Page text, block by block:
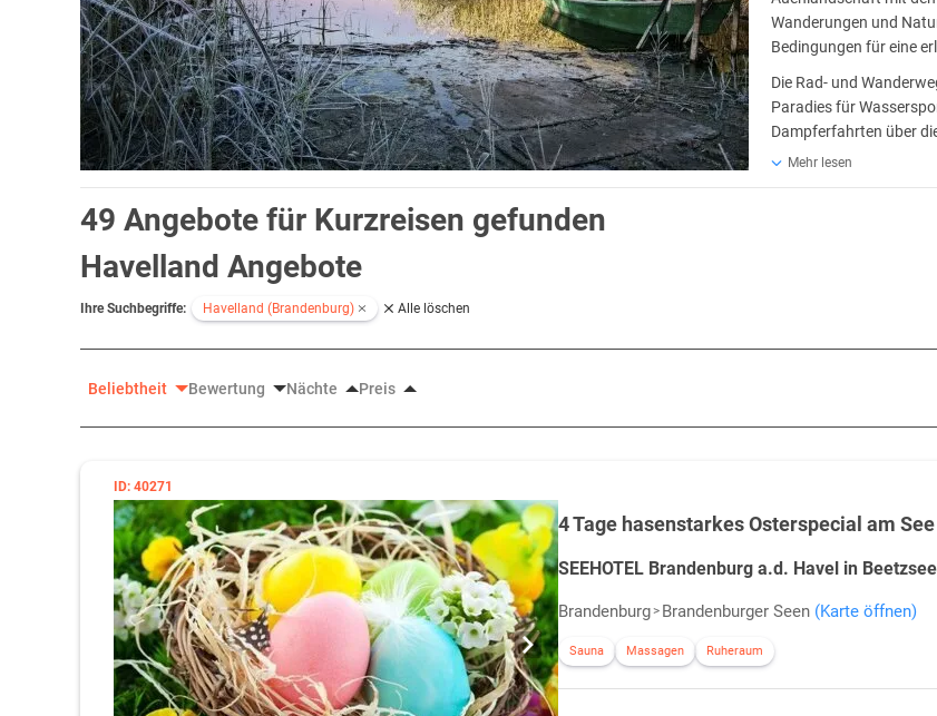
Wanderungen und
Bedingungen für eine
Die Rad- und
Paradies für
Dampferfahrten über
Kulturfreunde lohnt sich
Kultur und Geschichte werden auf den Spuren von Königin Luise und Fontane, Einstein und Lilienthal, in den
Kirchen, großen Klöstern und imposanten Industriedenkmälern, in kleinen Künstlerateliers und in den Zentren der Orte der
Mehr lesen
49 Angebote für Kurzreisen gefunden
Havelland Angebote
Ihre Suchbegriffe: Havelland (Brandenburg) Alle löschen
Beliebtheit Bewertung Nächte Preis
ID: 40271
4 Tage hasenstarkes Osterspecial am See
SEEHOTEL Brandenburg a.d. Havel in Beetzsee
Brandenburg Brandenburger Seen (Karte öffnen)
Sauna Massagen Ruheraum